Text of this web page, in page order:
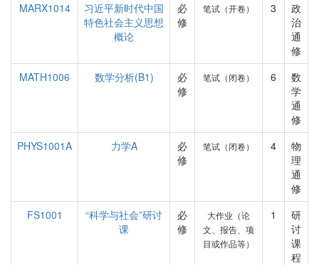
MARX1014
习近平新时代中国
特色社会主义思想
概论
必
修
笔试（开卷） 3
政
治
通
修
MATH1006
数学分析(B1)
必
修
笔试（闭卷） 6
数
学
通
修
PHYS1001A
力学A
必
修
笔试（闭卷） 4
物
理
通
修
FS1001
“科学与社会”研讨
课
必
修
大作业（论
文、报告、项
目或作品等）
1
研
讨
课
程